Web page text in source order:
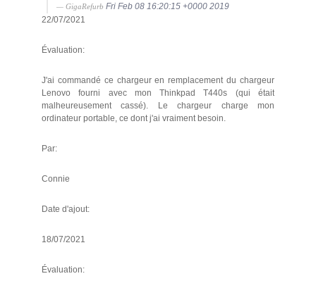
— GigaRefurb Fri Feb 08 16:20:15 +0000 2019
22/07/2021
Évaluation:
J'ai commandé ce chargeur en remplacement du chargeur
Lenovo fourni avec mon Thinkpad T440s (qui était
malheureusement cassé). Le chargeur charge mon
ordinateur portable, ce dont j'ai vraiment besoin.
Par:
Connie
Date d'ajout:
18/07/2021
Évaluation: